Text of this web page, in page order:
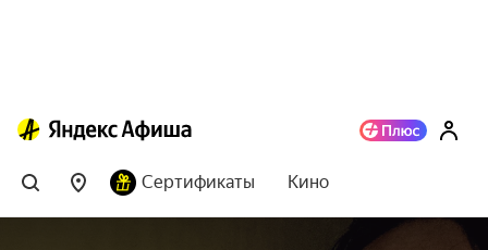
Сертификаты Кино